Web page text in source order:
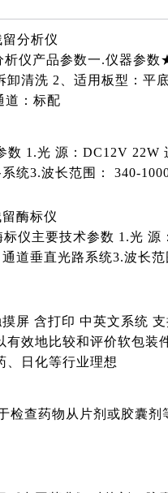
分析仪
仪​产品参数一.仪器参
清洗 2、适用板型：平
道：标配
数 1.光 源：DC12V 22W
统3.波长范围： 340-
酶标仪
仪​主要技术参数 1.光 源
道垂直光路系统3.波长范
屏 含打印 中英文系统
效地比较和评价软包装
、日化等行业理想
检查药物从片剂或胶囊剂